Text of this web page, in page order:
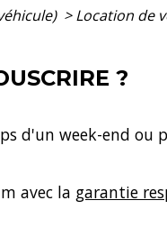
> Location de
?
d'un week-end ou
avec la garantie